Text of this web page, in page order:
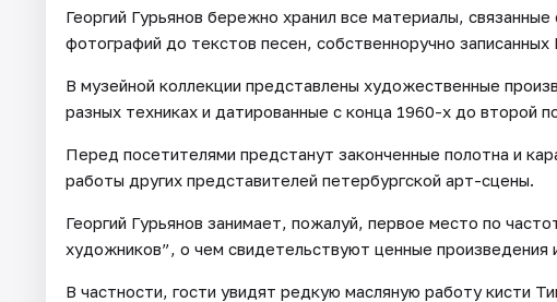
Георгий Гурьянов бережно хранил все материалы,
фотографий до текстов песен, собственноручно
В музейной коллекции представлены художественные
разных техниках и датированные с конца 1960-х до второй
Перед посетителями предстанут законченные полотна и
работы других представителей петербургской арт-сцены.
Георгий Гурьянов занимает, пожалуй, первое место по
художников”, о чем свидетельствуют ценные
В частности, гости увидят редкую масляную работу кисти